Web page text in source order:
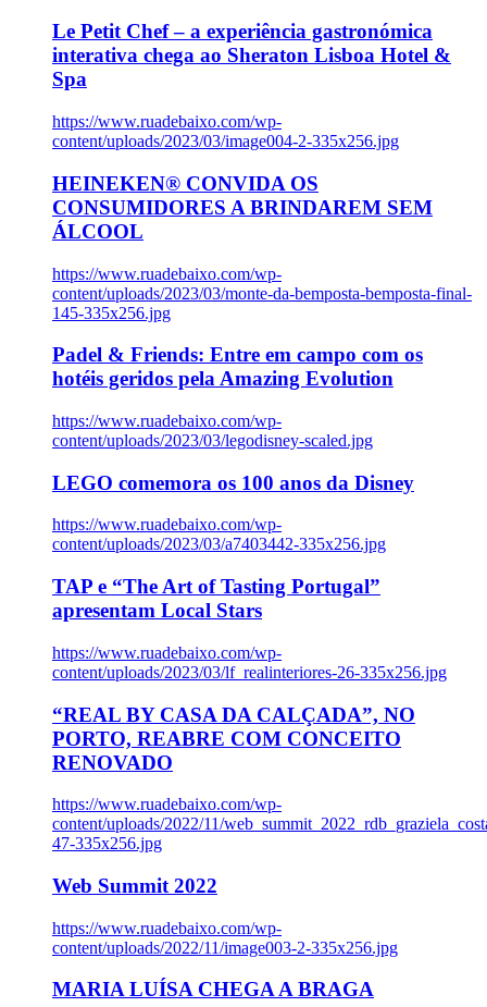
Le Petit Chef – a experiência gastronómica
interativa chega ao Sheraton Lisboa Hotel &
Spa
https://www.ruadebaixo.com/wp-
content/uploads/2023/03/image004-2-335x256.jpg
HEINEKEN® CONVIDA OS
CONSUMIDORES A BRINDAREM SEM
ÁLCOOL
https://www.ruadebaixo.com/wp-
content/uploads/2023/03/monte-da-bemposta-bemposta-final-
145-335x256.jpg
Padel & Friends: Entre em campo com os
hotéis geridos pela Amazing Evolution
https://www.ruadebaixo.com/wp-
content/uploads/2023/03/legodisney-scaled.jpg
LEGO comemora os 100 anos da Disney
https://www.ruadebaixo.com/wp-
content/uploads/2023/03/a7403442-335x256.jpg
TAP e “The Art of Tasting Portugal”
apresentam Local Stars
https://www.ruadebaixo.com/wp-
content/uploads/2023/03/lf_realinteriores-26-335x256.jpg
“REAL BY CASA DA CALÇADA”, NO
PORTO, REABRE COM CONCEITO
RENOVADO
https://www.ruadebaixo.com/wp-
content/uploads/2022/11/
47-335x256.jpg
Web Summit 2022
https://www.ruadebaixo.com/wp-
content/uploads/2022/11/image003-2-335x256.jpg
MARIA LUÍSA CHEGA A BRAGA